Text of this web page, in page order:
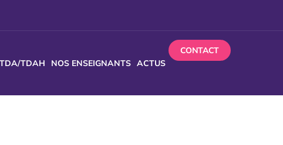
TDA/TDAH NOS ENSEIGNANTS ACTUS
CONTACT